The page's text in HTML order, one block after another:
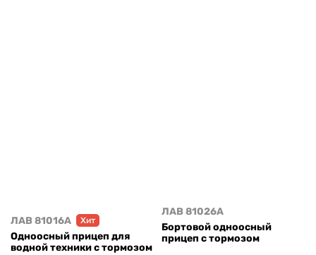
ЛАВ 81016A Хит
Одноосный прицеп для
водной техники с тормозом
ЛАВ 81026A
Бортовой одноосный
прицеп с тормозом